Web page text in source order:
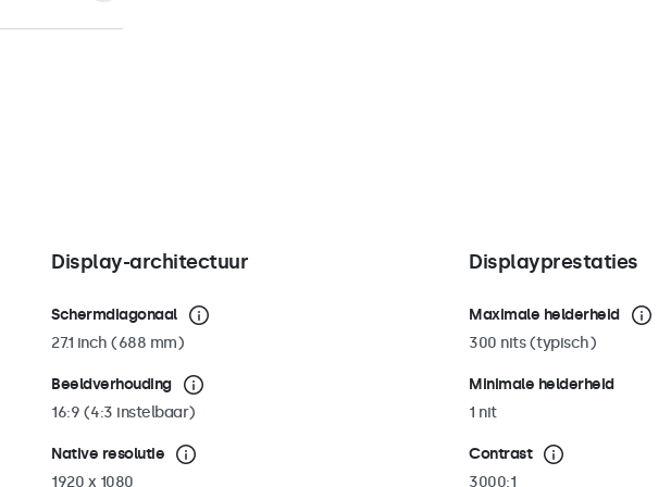
beugel die 180
100mm
aan
als portrait
Display-architectuur
Schermdiagonaal
27.1 inch (688 mm)
Beeldverhouding
16:9 (4:3 instelbaar)
Native resolutie
1920 x 1080
Displayprestaties
Maximale helderheid
300 nits (typisch)
Minimale helderheid
1 nit
Contrast
3000:1